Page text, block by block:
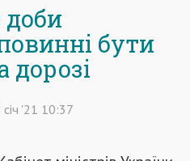
бути
дорозі
січ '21 10:37